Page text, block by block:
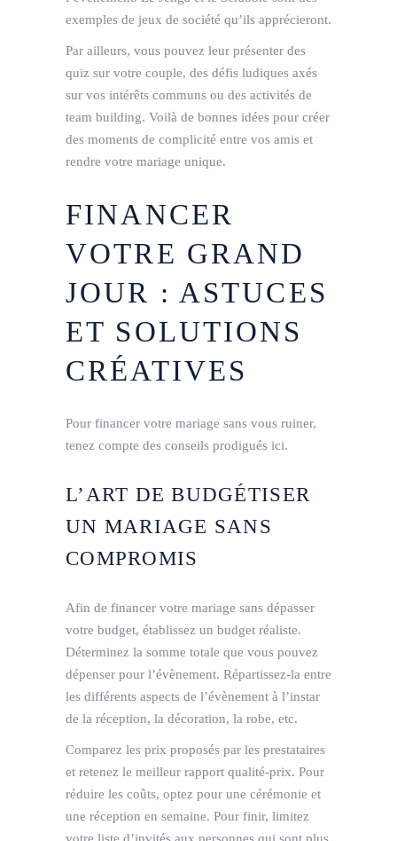
exemples de jeux de société qu’ils apprécieront.
Par ailleurs, vous pouvez leur présenter des
quiz sur votre couple, des défis ludiques axés
sur vos intérêts communs ou des activités de
team building. Voilà de bonnes idées pour créer
des moments de complicité entre vos amis et
rendre votre mariage unique.
FINANCER
VOTRE GRAND
JOUR : ASTUCES
ET SOLUTIONS
CRÉATIVES
Pour financer votre mariage sans vous ruiner,
tenez compte des conseils prodigués ici.
L’ART DE BUDGÉTISER
UN MARIAGE SANS
COMPROMIS
Afin de financer votre mariage sans dépasser
votre budget, établissez un budget réaliste.
Déterminez la somme totale que vous pouvez
dépenser pour l’évènement. Répartissez-la entre
les différents aspects de l’évènement à l’instar
de la réception, la décoration, la robe, etc.
Comparez les prix proposés par les prestataires
et retenez le meilleur rapport qualité-prix. Pour
réduire les coûts, optez pour une cérémonie et
une réception en semaine. Pour finir, limitez